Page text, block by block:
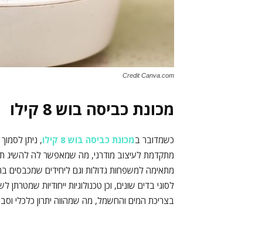
Credit Canva.com
מכונת כביסה בוש 8 קילו
כשמדובר במכונת כביסה בוש 8 קילו
, ניתן
מתאימה למשפחות גדולות וגם ליחידים שמכבסים
לסוגי בדים שונים, וכן טכנולוגיות ייחודיות
בצריכת המים והחשמל, מה שמהווה יתרון כלכלי